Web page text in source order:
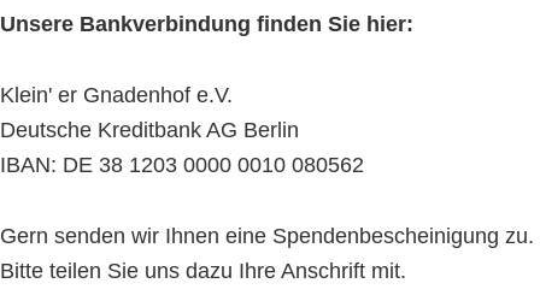
Unsere Bankverbindung finden Sie hier:
Klein' er Gnadenhof e.V.
Deutsche Kreditbank AG Berlin
IBAN: DE 38 1203 0000 0010 080562
Gern senden wir Ihnen eine Spendenbescheinigung zu.
Bitte teilen Sie uns dazu Ihre Anschrift mit.